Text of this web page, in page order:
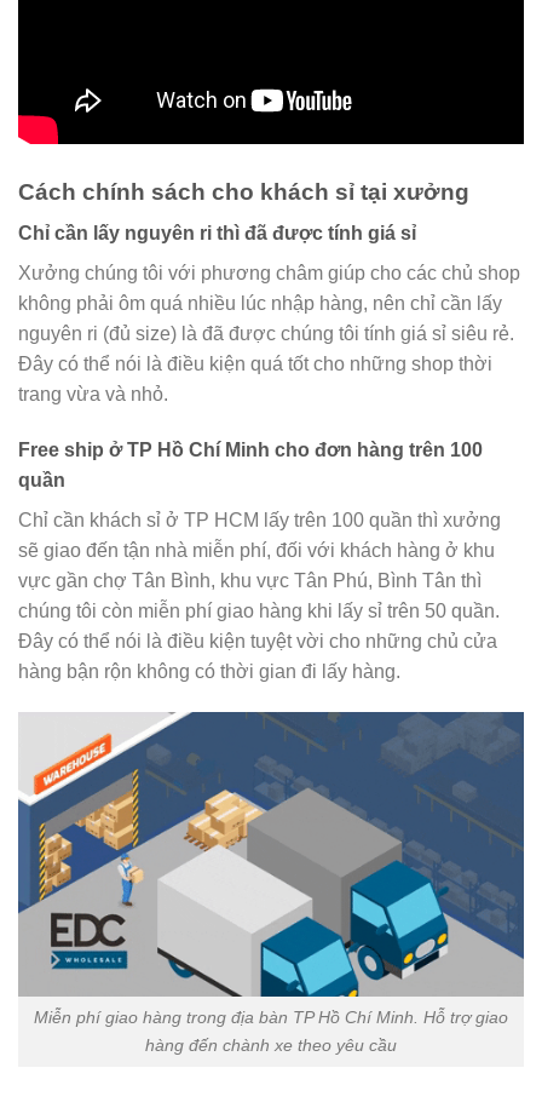
Cách chính sách cho khách sỉ tại xưởng
Chỉ cần lấy nguyên ri thì đã được tính giá sỉ
Xưởng chúng tôi với phương châm giúp cho các chủ shop
không phải ôm quá nhiều lúc nhập hàng, nên chỉ cần lấy
nguyên ri (đủ size) là đã được chúng tôi tính giá sỉ siêu rẻ.
Đây có thể nói là điều kiện quá tốt cho những shop thời
trang vừa và nhỏ.
Free ship ở TP Hồ Chí Minh cho đơn hàng trên 100
quần
Chỉ cần khách sỉ ở TP HCM lấy trên 100 quần thì xưởng
sẽ giao đến tận nhà miễn phí, đối với khách hàng ở khu
vực gần chợ Tân Bình, khu vực Tân Phú, Bình Tân thì
chúng tôi còn miễn phí giao hàng khi lấy sỉ trên 50 quần.
Đây có thể nói là điều kiện tuyệt vời cho những chủ cửa
hàng bận rộn không có thời gian đi lấy hàng.
Miễn phí giao hàng trong địa bàn TP Hồ Chí Minh. Hỗ trợ giao
hàng đến chành xe theo yêu cầu